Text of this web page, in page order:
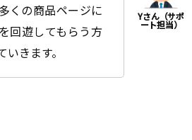
くの商品ページに
回遊してもらう方
きます。